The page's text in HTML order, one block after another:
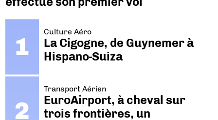
Culture Aéro
La Cigogne, de Guynemer à
Hispano-Suiza
Transport Aérien
EuroAirport, à cheval sur
trois frontières, un